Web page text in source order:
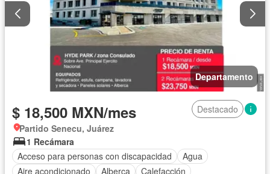
Departamento
$ 18,500 MXN/mes
Destacado
Partido Senecu, Juárez
1 Recámara
Acceso para personas con discapacidad
Agua
Aire acondicionado
Alberca
Calefacción